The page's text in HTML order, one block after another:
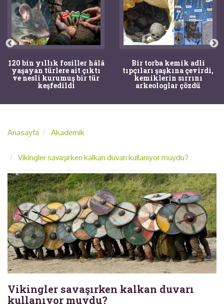
120 bin yıllık fosiller hâlâ
yaşayan türlere ait çıktı
ve nesli kurumuş bir tür
keşfedildi
Bir torba kemik adli
tıpçıları şaşkına çevirdi,
kemiklerin sırrını
arkeologlar çözdü
Anasayfa Akademik
Vikingler savaşırken kalkan duvarı kullanıyor muydu?
Vikingler savaşırken kalkan duvarı
kullanıyor muydu?